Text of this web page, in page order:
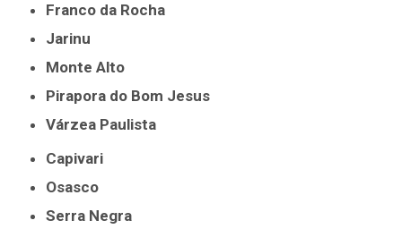
Franco da Rocha
Jarinu
Monte Alto
Pirapora do Bom Jesus
Várzea Paulista
Capivari
Osasco
Serra Negra